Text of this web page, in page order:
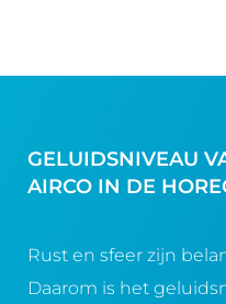
GELUIDSNIVEAU
AIRCO IN DE
Rust en sfeer zijn
Daarom is het